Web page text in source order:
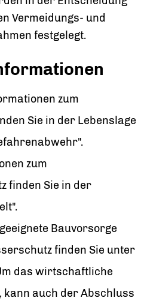
Vermeidungs- und
festgelegt.
zum
Sie in der Lebenslage
zum
finden Sie in der
Bauvorsorge
finden Sie unter
das wirtschaftliche
kann auch der Abschluss